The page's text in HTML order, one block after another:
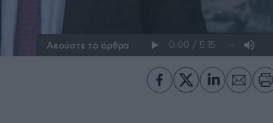
Ακούστε το άρθρο